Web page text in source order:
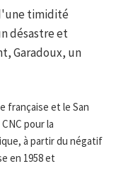
timidité
désastre et
Garadoux, un
française et le San
pour la
à partir du négatif
en 1958 et